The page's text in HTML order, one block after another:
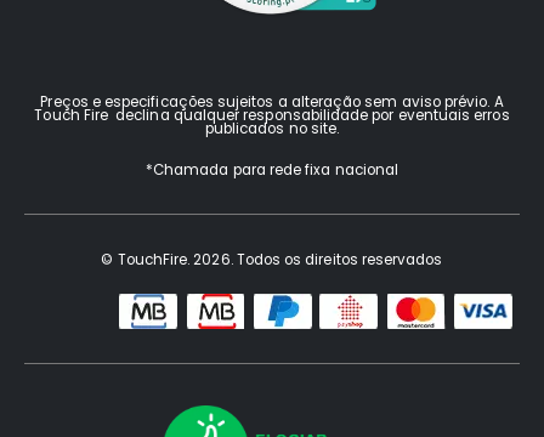
Preços e especificações sujeitos a alteração sem aviso prévio. A
Touch Fire declina qualquer responsabilidade por eventuais erros
publicados no site.
*Chamada para rede fixa nacional
© TouchFire. 2026. Todos os direitos reservados